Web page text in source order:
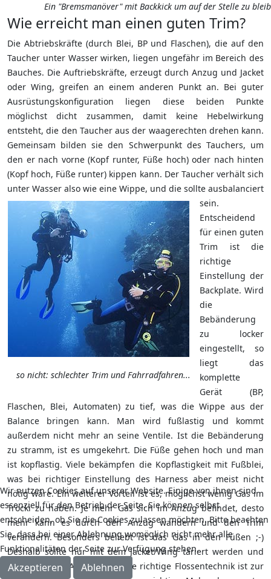
Ein "Bremsmanöver" mit Backkick um auf der Stelle zu
Wie erreicht man einen guten Trim?
Die Abtriebskräfte (durch Blei, BP und Flaschen), die auf den
Taucher unter Wasser wirken, liegen ungefähr im Bereich des
Bauches. Die Auftriebskräfte, erzeugt durch Anzug und Jacket
oder Wing, greifen an einem anderen Punkt an. Bei guter
Ausrüstungskonfiguration liegen diese beiden Punkte
möglichst dicht zusammen, damit keine Hebelwirkung
entsteht, die den Taucher aus der waagerechten drehen kann.
Gemeinsam bilden sie den Schwerpunkt des Tauchers, um
den er nach vorne (Kopf runter, Füße hoch) oder nach hinten
(Kopf hoch, Füße runter) kippen kann. Der Taucher verhält sich
unter Wasser also wie eine Wippe, und die sollte ausbalanciert
sein.
so nicht: schlechter Trim und Fahrradfahren...
Entscheidend
für einen guten
Trim ist die
richtige
Einstellung der
Backplate. Wird
die
Bebänderung
zu locker
eingestellt, so
liegt das
komplette
Gerät (BP,
Flaschen, Blei, Automaten) zu tief, was die Wippe aus der
Balance bringen kann. Man wird fußlastig und kommt
außerdem nicht mehr an seine Ventile. Ist die Bebänderung
zu stramm, ist es umgekehrt. Die Füße gehen hoch und man
ist kopflastig. Viele bekämpfen die Kopflastigkeit mit Fußblei,
was bei richtiger Einstellung des Harness aber meist nicht
nötig wäre. Ein weiterer Vorteil ist es, möglichst wenig Gas im
Trocki zu haben. Je mehr Gas sich im Anzug befindet, desto
mehr kann es durch den Anzug wandern und den Trim
verändern. Besonders beliebt ist das Gas in den Füßen ;-)
Deshalb sollte nur mit dem Jacket/Wing tariert werden und
nicht mit dem Anzug. Auch die richtige Flossentechnik ist zur
Wir nutzen Cookies auf unserer Website. Einige von ihnen sind
essenziell für den Betrieb der Seite. Sie können selbst
entscheiden, ob Sie die Cookies zulassen möchten. Bitte beachten
Sie, dass bei einer Ablehnung womöglich nicht mehr alle
Funktionalitäten der Seite zur Verfügung stehen.
Akzeptieren Ablehnen